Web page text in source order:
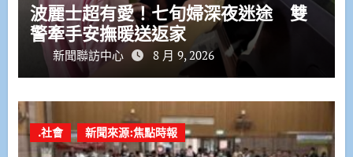
波麗士超有愛！七旬婦深夜迷途 雙
警牽手安撫暖送返家
新聞聯訪中心 8 月 9, 2026
.社會 新聞來源:焦點時報